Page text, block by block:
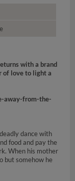
with a brand
of love to light a
away-from-the-
dance with
food and pay the
When his mother
but somehow he